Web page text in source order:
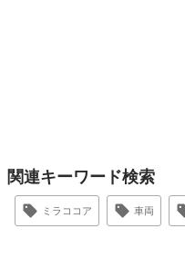
関連キーワード検索
ミラココア 車両